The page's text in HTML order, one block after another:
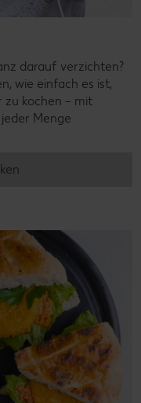
darauf verzichten?
wie einfach es ist,
zu kochen – mit
Menge